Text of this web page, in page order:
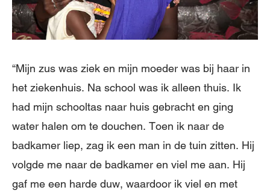
“Mijn zus was ziek en mijn moeder was bij haar in
het ziekenhuis. Na school was ik alleen thuis. Ik
had mijn schooltas naar huis gebracht en ging
water halen om te douchen. Toen ik naar de
badkamer liep, zag ik een man in de tuin zitten. Hij
volgde me naar de badkamer en viel me aan. Hij
gaf me een harde duw, waardoor ik viel en met